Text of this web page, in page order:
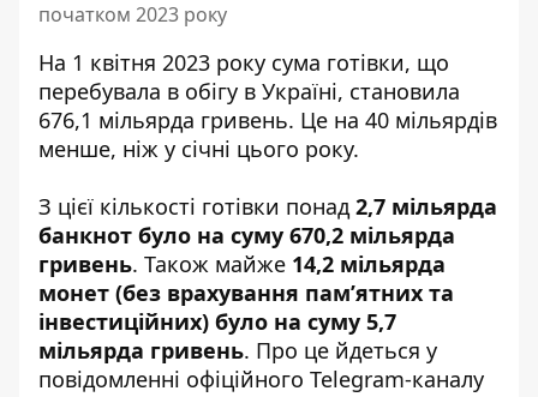
початком 2023 року
На 1 квітня 2023 року сума готівки, що
перебувала в обігу в Україні, становила
676,1 мільярда гривень. Це на 40 мільярдів
менше, ніж у січні цього року.
З цієї кількості готівки понад 2,7 мільярда
банкнот було на суму 670,2 мільярда
гривень. Також майже 14,2 мільярда
монет (без врахування пам’ятних та
інвестиційних) було на суму 5,7
мільярда гривень. Про це йдеться у
повідомленні офіційного Telegram-каналу